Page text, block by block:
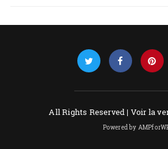
All Rights Reserved | Voir la
Powered by